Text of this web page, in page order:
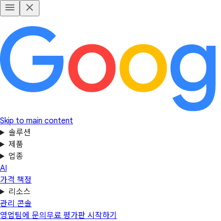
Skip to main content
솔루션
제품
업종
AI
가격 책정
리소스
관리 콘솔
영업팀에 문의 무료 평가판 시작하기